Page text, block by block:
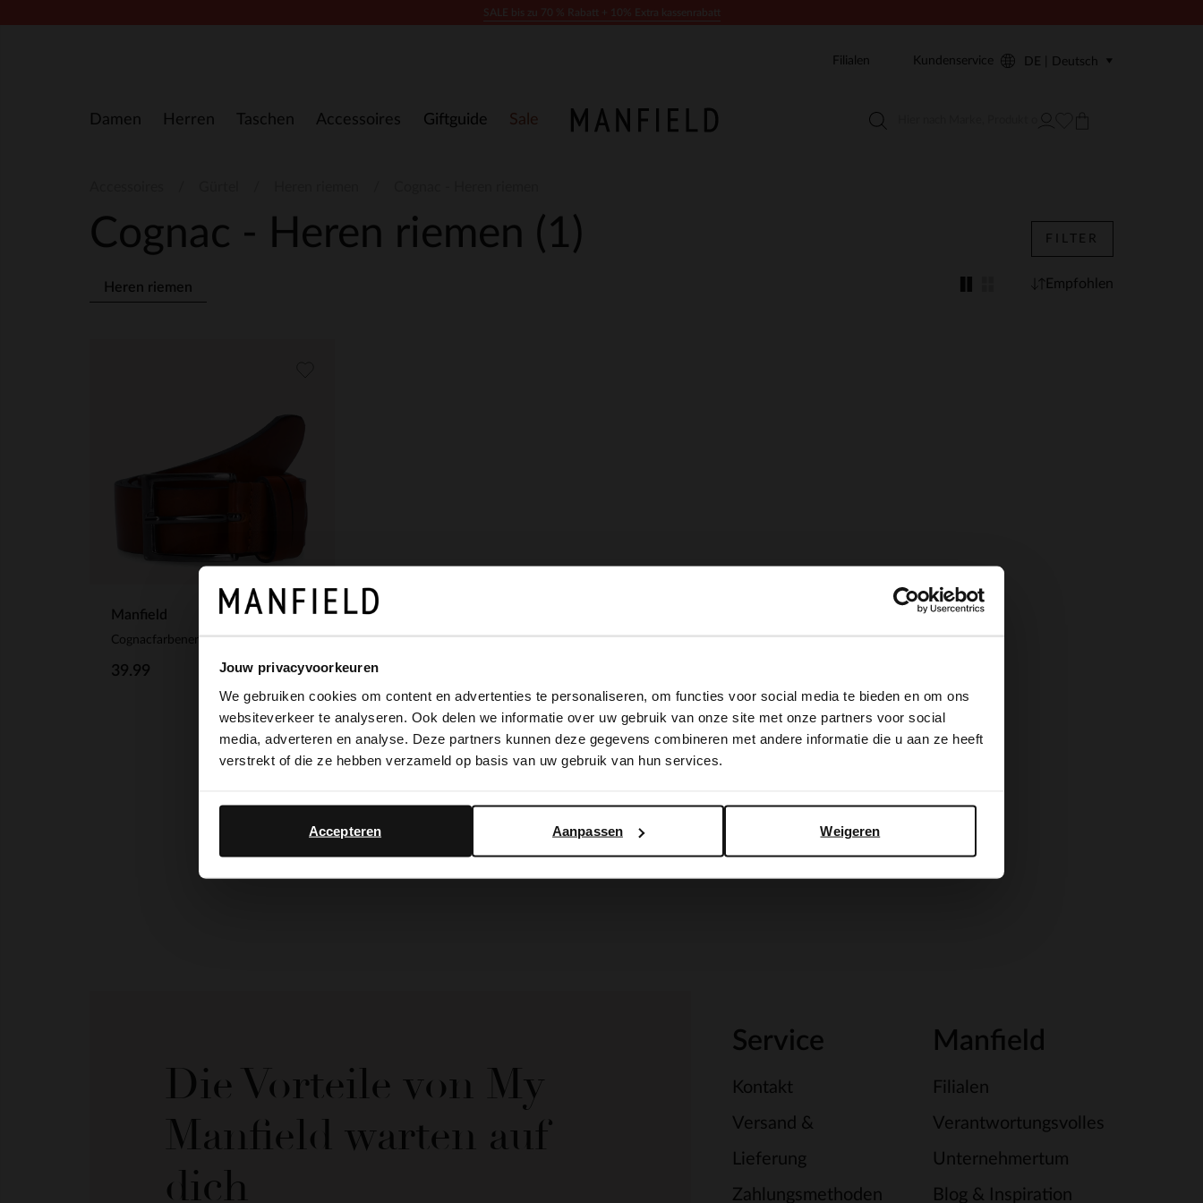
Jouw privacyvoorkeuren
We gebruiken cookies om content en advertenties te personaliseren, om functies voor social media te bieden en om ons
websiteverkeer te analyseren. Ook delen we informatie over uw gebruik van onze site met onze partners voor social
media, adverteren en analyse. Deze partners kunnen deze gegevens combineren met andere informatie die u aan ze heeft
verstrekt of die ze hebben verzameld op basis van uw gebruik van hun services.
Weigeren
Aanpassen
Accepteren
Damen Herren Taschen Accessoires Giftguide Sale
Filialen Kundenservice DE | Deutsch
Cognac - Heren riemen (1)
Heren riemen
FILTER
Empfohlen
Manfield
Cognacfarbener Ledergürtel
39.99
Die Vorteile von My
Manfield warten auf
dich
Service
Kontakt
Versand &
Lieferung
Zahlungsmethoden
Manfield
Filialen
Verantwortungsvolles
Unternehmertum
Blog & Inspiration
×
It looks like your language isn't Dutch. Would you like to